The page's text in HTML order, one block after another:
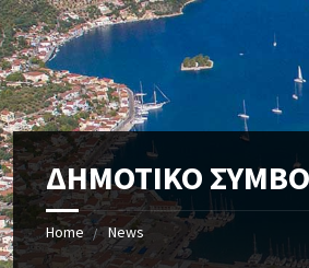
ΔΗΜΟΤΙΚΟ
Home News